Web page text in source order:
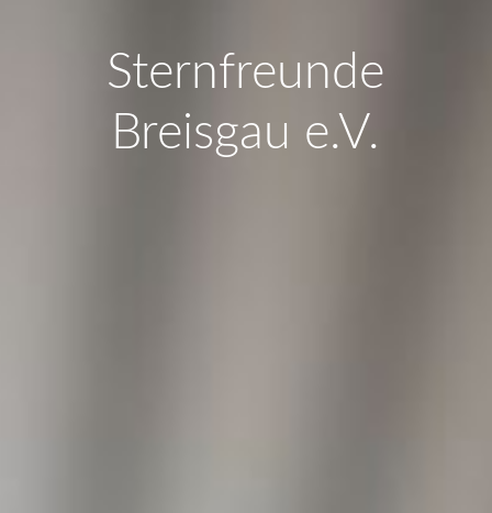
Sternfreunde
Breisgau e.V.